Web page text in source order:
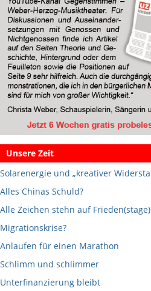
Unsere Zeit
Solarenergie und „kreativer
Alles Chinas Schuld?
Alle Zeichen stehn auf Frieden(stage)
Migrationskrise?
Anlaufen für einen Marathon
Schlimm und schlimmer
Unterfinanzierung bleibt